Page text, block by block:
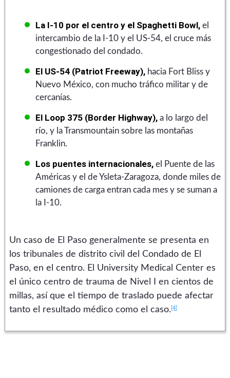
La I-10 por el centro y el Spaghetti Bowl, el
intercambio de la I-10 y el US-54, el cruce más
congestionado del condado.
El US-54 (Patriot Freeway), hacia Fort Bliss y
Nuevo México, con mucho tráfico militar y de
cercanías.
El Loop 375 (Border Highway), a lo largo del
río, y la Transmountain sobre las montañas
Franklin.
Los puentes internacionales, el Puente de las
Américas y el de Ysleta-Zaragoza, donde miles de
camiones de carga entran cada mes y se suman a
la I-10.
Un caso de El Paso generalmente se presenta en
los tribunales de distrito civil del Condado de El
Paso, en el centro. El University Medical Center es
el único centro de trauma de Nivel I en cientos de
millas, así que el tiempo de traslado puede afectar
tanto el resultado médico como el caso. [4]